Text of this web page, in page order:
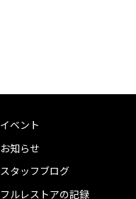
イベント
お知らせ
スタッフブログ
フルレストアの記録